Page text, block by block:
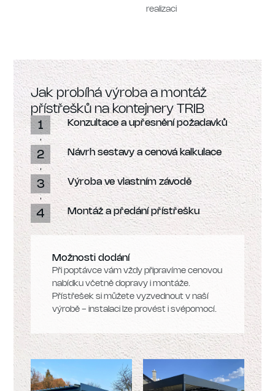
realizaci
Jak probíhá výroba a montáž
přístřešků na kontejnery TRIB
Konzultace a upřesnění požadavků
Návrh sestavy a cenová kalkulace
Výroba ve vlastním závodě
Montáž a předání přístřešku
Možnosti dodání
Při poptávce vám vždy připravíme cenovou
nabídku včetně dopravy i montáže.
Přístřešek si můžete vyzvednout v naší
výrobě - instalaci lze provést i svépomocí.